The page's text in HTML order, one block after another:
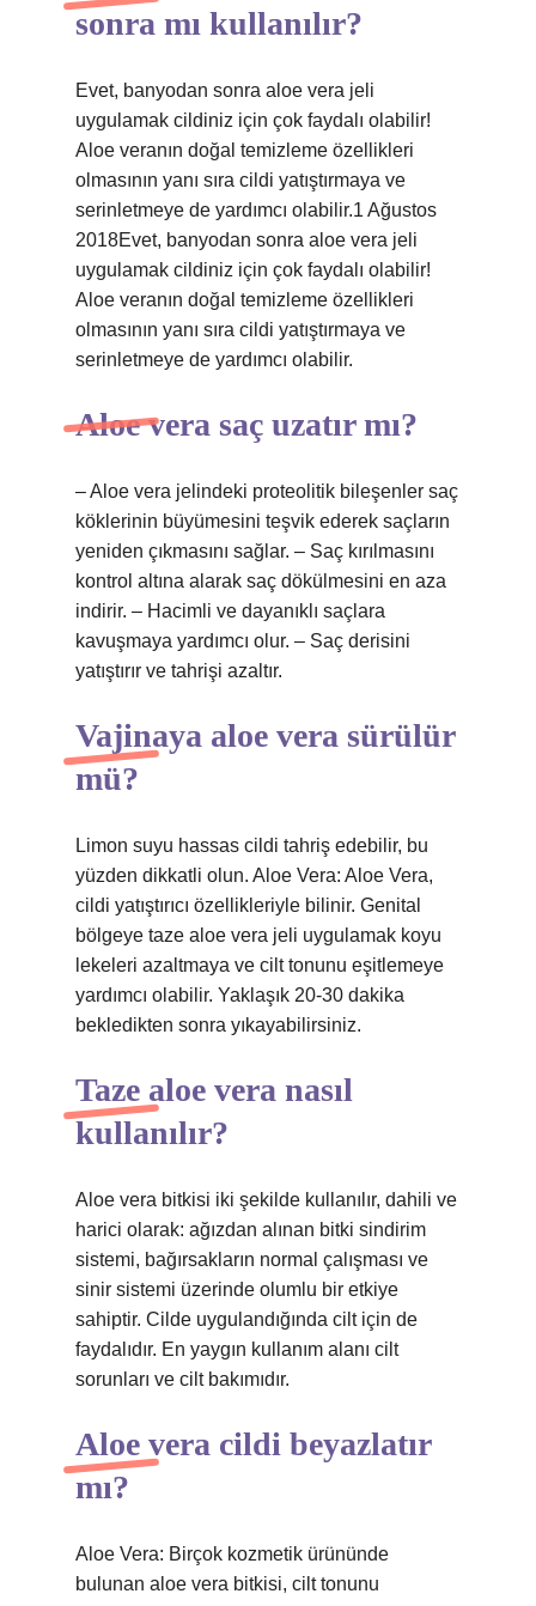
sonra mı kullanılır?
Evet, banyodan sonra aloe vera jeli
uygulamak cildiniz için çok faydalı olabilir!
Aloe veranın doğal temizleme özellikleri
olmasının yanı sıra cildi yatıştırmaya ve
serinletmeye de yardımcı olabilir.1 Ağustos
2018Evet, banyodan sonra aloe vera jeli
uygulamak cildiniz için çok faydalı olabilir!
Aloe veranın doğal temizleme özellikleri
olmasının yanı sıra cildi yatıştırmaya ve
serinletmeye de yardımcı olabilir.
Aloe vera saç uzatır mı?
– Aloe vera jelindeki proteolitik bileşenler saç
köklerinin büyümesini teşvik ederek saçların
yeniden çıkmasını sağlar. – Saç kırılmasını
kontrol altına alarak saç dökülmesini en aza
indirir. – Hacimli ve dayanıklı saçlara
kavuşmaya yardımcı olur. – Saç derisini
yatıştırır ve tahrişi azaltır.
Vajinaya aloe vera sürülür
mü?
Limon suyu hassas cildi tahriş edebilir, bu
yüzden dikkatli olun. Aloe Vera: Aloe Vera,
cildi yatıştırıcı özellikleriyle bilinir. Genital
bölgeye taze aloe vera jeli uygulamak koyu
lekeleri azaltmaya ve cilt tonunu eşitlemeye
yardımcı olabilir. Yaklaşık 20-30 dakika
bekledikten sonra yıkayabilirsiniz.
Taze aloe vera nasıl
kullanılır?
Aloe vera bitkisi iki şekilde kullanılır, dahili ve
harici olarak: ağızdan alınan bitki sindirim
sistemi, bağırsakların normal çalışması ve
sinir sistemi üzerinde olumlu bir etkiye
sahiptir. Cilde uygulandığında cilt için de
faydalıdır. En yaygın kullanım alanı cilt
sorunları ve cilt bakımıdır.
Aloe vera cildi beyazlatır
mı?
Aloe Vera: Birçok kozmetik ürününde
bulunan aloe vera bitkisi, cilt tonunu